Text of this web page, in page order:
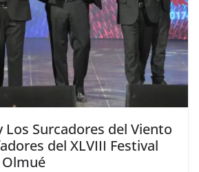
Los Surcadores del Viento
del XLVIII Festival